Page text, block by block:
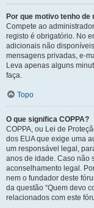
Por que motivo tenho de
Compete ao
registo é obrigatório. No
adicionais não
mensagens privadas, e-
Leva apenas alguns
faça.
Topo
O que significa COPPA?
COPPA, ou Lei de
dos EUA que exige uma
um responsável legal,
anos de idade. Caso não
aconselhamento legal.
nem o fundador deste
da questão “Quem devo
relacionados com este